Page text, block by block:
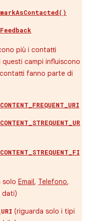
più i contatti
campi influiscono
fanno parte di
solo Email, Telefono,
dati)
(riguarda solo i tipi